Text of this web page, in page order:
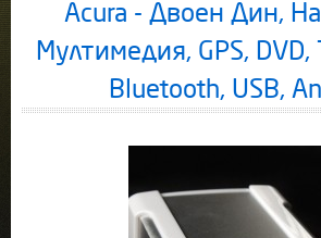
Acura - Двоен Дин,
Мултимедия, GPS, DVD,
Bluetooth, USB,